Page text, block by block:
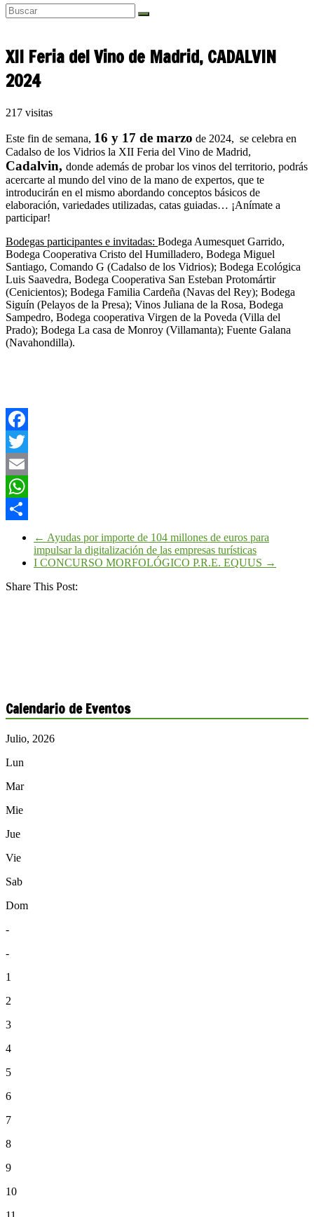
XII Feria del Vino de Madrid, CADALVIN
2024
217 visitas
Este fin de semana, 16 y 17 de marzo de 2024, se celebra en
Cadalso de los Vidrios la XII Feria del Vino de Madrid,
Cadalvin, donde además de probar los vinos del territorio, podrás
acercarte al mundo del vino de la mano de expertos, que te
introducirán en el mismo abordando conceptos básicos de
elaboración, variedades utilizadas, catas guiadas… ¡Anímate a
participar!
Bodegas participantes e invitadas: Bodega Aumesquet Garrido,
Bodega Cooperativa Cristo del Humilladero, Bodega Miguel
Santiago, Comando G (Cadalso de los Vidrios); Bodega Ecológica
Luis Saavedra, Bodega Cooperativa San Esteban Protomártir
(Cenicientos); Bodega Familia Cardeña (Navas del Rey); Bodega
Siguín (Pelayos de la Presa); Vinos Juliana de la Rosa, Bodega
Sampedro, Bodega cooperativa Virgen de la Poveda (Villa del
Prado); Bodega La casa de Monroy (Villamanta); Fuente Galana
(Navahondilla).
Facebook
Twitter
Email
WhatsApp
Compartir
← Ayudas por importe de 104 millones de euros para
impulsar la digitalización de las empresas turísticas
I CONCURSO MORFOLÓGICO P.R.E. EQUUS →
Share This Post:
Calendario de Eventos
Julio, 2026
Lun
Mar
Mie
Jue
Vie
Sab
Dom
-
-
1
2
3
4
5
6
7
8
9
10